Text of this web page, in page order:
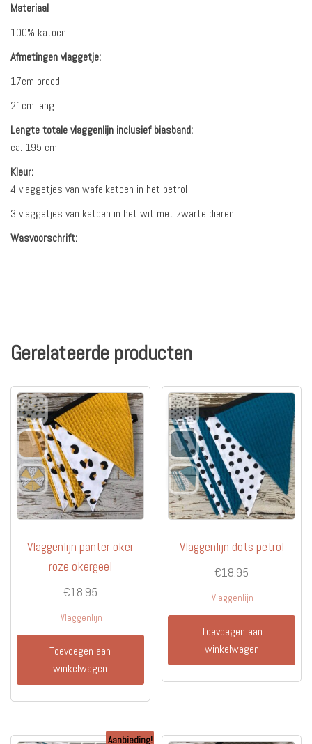
Materiaal
100% katoen
Afmetingen vlaggetje:
17cm breed
21cm lang
Lengte totale vlaggenlijn inclusief biasband:
ca. 195 cm
Kleur:
4 vlaggetjes van wafelkatoen in het petrol
3 vlaggetjes van katoen in het wit met zwarte dieren
Wasvoorschrift:
Gerelateerde producten
Vlaggenlijn panter oker
roze okergeel
€18.95
Vlaggenlijn
Toevoegen aan
winkelwagen
Vlaggenlijn dots petrol
€18.95
Vlaggenlijn
Toevoegen aan
winkelwagen
Aanbieding!